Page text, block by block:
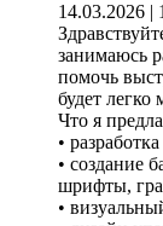
14.03.2026 |
занимаюсь
помочь
будет
Что я
•
• создание
шрифты,
•